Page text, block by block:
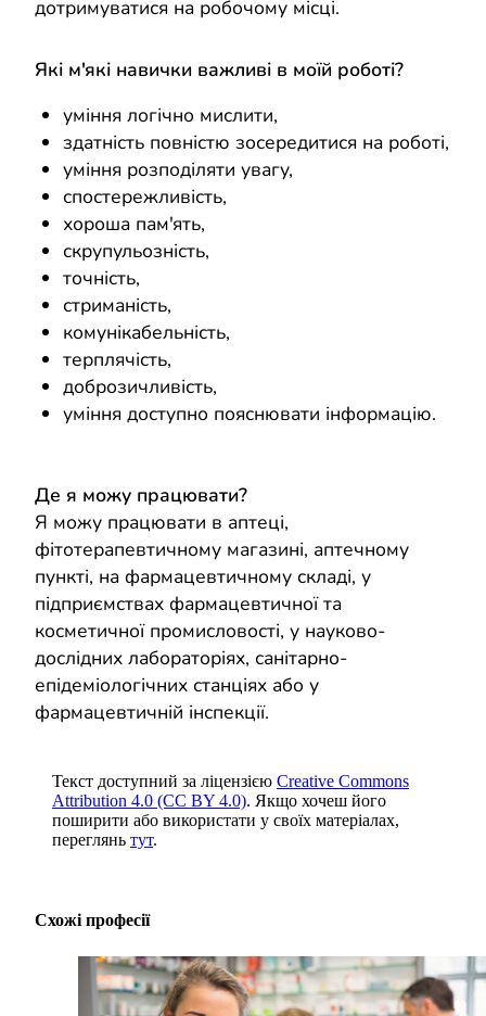
дотримуватися на робочому місці.
Які м'які навички важливі в моїй роботі?
уміння логічно мислити,
здатність повністю зосередитися на роботі,
уміння розподіляти увагу,
спостережливість,
хороша пам'ять,
скрупульозність,
точність,
стриманість,
комунікабельність,
терплячість,
доброзичливість,
уміння доступно пояснювати інформацію.
Де я можу працювати?
Я можу працювати в аптеці,
фітотерапевтичному магазині, аптечному
пункті, на фармацевтичному складі, у
підприємствах фармацевтичної та
косметичної промисловості, у науково-
дослідних лабораторіях, санітарно-
епідеміологічних станціях або у
фармацевтичній інспекції.
Текст доступний за ліцензією Creative Commons
Attribution 4.0 (CC BY 4.0). Якщо хочеш його
поширити або використати у своїх матеріалах,
переглянь тут.
Схожі професії